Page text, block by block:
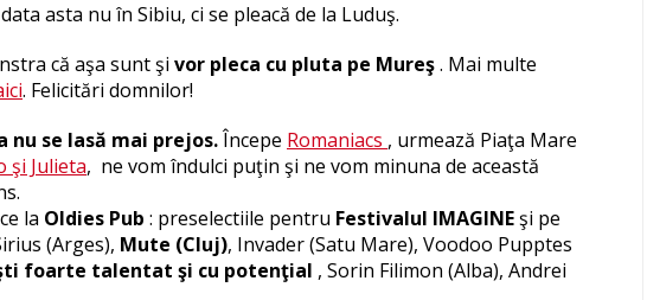
asta nu în Sibiu, ci se pleacă de la Luduş.
că aşa sunt şi vor pleca cu pluta pe Mureş. Mai multe
. Felicitări domnilor!
nu se lasă mai prejos.Începe Romaniacs , urmează Piaţa Mare
şi Julieta, ne vom îndulci puţin şi ne vom minuna de această
la Oldies Pub : preselectiile pentru Festivalul IMAGINEşi pe
(Arges), Mute (Cluj), Invader (Satu Mare), Voodoo Pupptes
foarte talentat şi cu potenţial , Sorin Filimon (Alba), Andrei